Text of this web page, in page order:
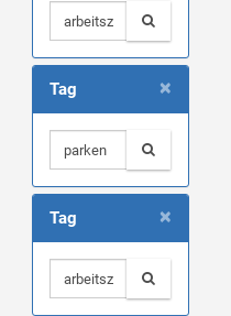
×
Tag
×
Tag